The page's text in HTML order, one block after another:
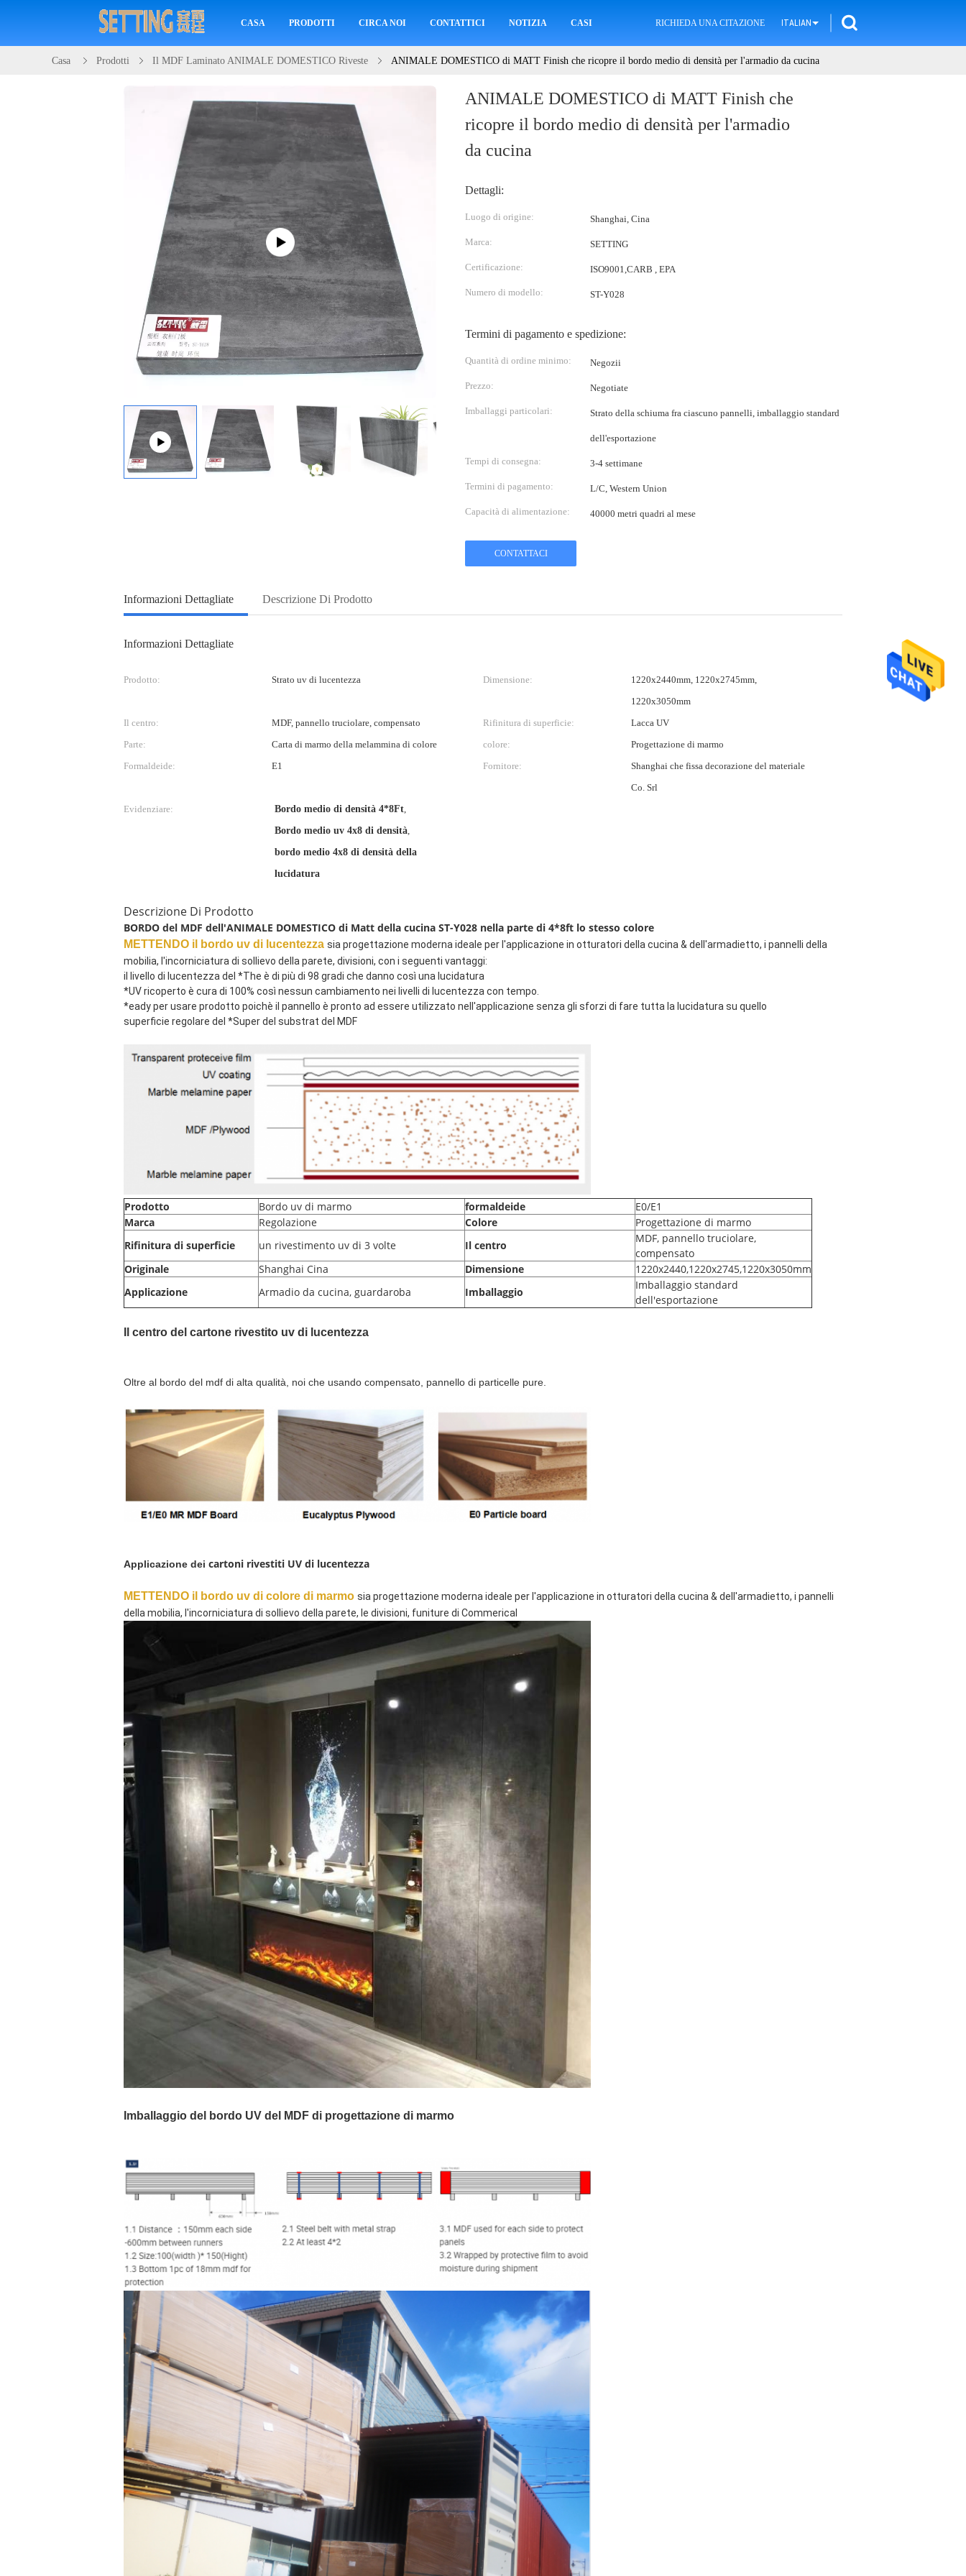
CASA PRODOTTI CIRCA NOI CONTATTICI NOTIZIA CASI RICHIEDA UNA CITAZIONE ITALIAN
Casa Prodotti Il MDF Laminato ANIMALE DOMESTICO Riveste ANIMALE DOMESTICO di MATT Finish che ricopre il bordo medio di densità per l'armadio da cucina
ANIMALE DOMESTICO di MATT Finish che
ricopre il bordo medio di densità per l'armadio
da cucina
Dettagli:
Luogo di origine: Shanghai, Cina
Marca: SETTING
Certificazione: ISO9001,CARB , EPA
Numero di modello: ST-Y028
Termini di pagamento e spedizione:
Quantità di ordine minimo: Negozii
Prezzo: Negotiate
Imballaggi particolari: Strato della schiuma fra ciascuno pannelli, imballaggio standard
dell'esportazione
Tempi di consegna: 3-4 settimane
Termini di pagamento: L/C, Western Union
Capacità di alimentazione: 40000 metri quadri al mese
CONTATTACI
Informazioni Dettagliate Descrizione Di Prodotto
Informazioni Dettagliate
Prodotto: Strato uv di lucentezza Dimensione:
1220x2440mm, 1220x2745mm,
1220x3050mm
Il centro:
MDF, pannello truciolare, compensato Rifinitura di superficie:
Lacca UV
Parte:
Carta di marmo della melammina di colore colore:
Progettazione di marmo
Formaldeide:
E1 Fornitore:
Shanghai che fissa decorazione del materiale
Co. Srl
Evidenziare:
Bordo medio di densità 4*8Ft,
Bordo medio uv 4x8 di densità,
bordo medio 4x8 di densità della
lucidatura
Descrizione Di Prodotto
BORDO del MDF dell'ANIMALE DOMESTICO di Matt della cucina ST-Y028 nella parte di 4*8ft lo stesso colore
METTENDO il bordo uv di lucentezza sia progettazione moderna ideale per l'applicazione in otturatori della cucina & dell'armadietto, i pannelli della
mobilia, l'incorniciatura di sollievo della parete, divisioni, con i seguenti vantaggi:
il livello di lucentezza del *The è di più di 98 gradi che danno così una lucidatura
*UV ricoperto è cura di 100% così nessun cambiamento nei livelli di lucentezza con tempo.
*eady per usare prodotto poichè il pannello è pronto ad essere utilizzato nell'applicazione senza gli sforzi di fare tutta la lucidatura su quello
superficie regolare del *Super del substrat del MDF
Prodotto Bordo uv di marmo formaldeide
E0/E1
Marca
Regolazione Colore
Progettazione di marmo
Rifinitura di superficie
un rivestimento uv di 3 volte Il centro
MDF, pannello truciolare,
compensato
Originale
Shanghai Cina Dimensione
1220x2440,1220x2745,1220x3050mm
Applicazione
Armadio da cucina, guardaroba Imballaggio
Imballaggio standard
dell'esportazione
Il centro del cartone rivestito uv di lucentezza
Oltre al bordo del mdf di alta qualità, noi che usando compensato, pannello di particelle pure.
Applicazione dei cartoni rivestiti UV di lucentezza
METTENDO il bordo uv di colore di marmo sia progettazione moderna ideale per l'applicazione in otturatori della cucina & dell'armadietto, i pannelli
della mobilia, l'incorniciatura di sollievo della parete, le divisioni, funiture di Commerical
Imballaggio del bordo UV del MDF di progettazione di marmo